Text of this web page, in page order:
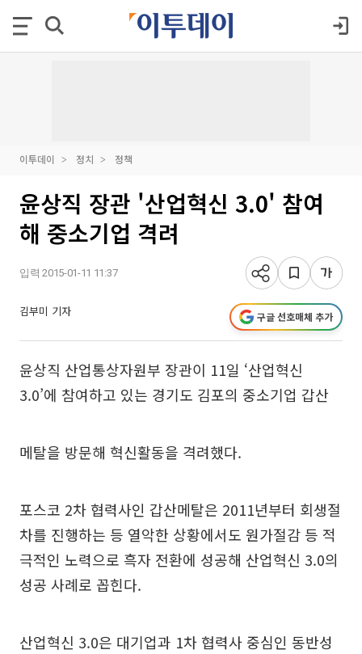
이투데이 정치 정책
윤상직 장관 '산업혁신 3.0' 참여
해 중소기업 격려
입력 2015-01-11 11:37
김부미 기자 구글 선호매체 추가
윤상직 산업통상자원부 장관이 11일 ‘산업혁신
3.0’에 참여하고 있는 경기도 김포의 중소기업 갑산
메탈을 방문해 혁신활동을 격려했다.
포스코 2차 협력사인 갑산메탈은 2011년부터 회생절
차를 진행하는 등 열악한 상황에서도 원가절감 등 적
극적인 노력으로 흑자 전환에 성공해 산업혁신 3.0의
성공 사례로 꼽힌다.
산업혁신 3.0은 대기업과 1차 협력사 중심인 동반성